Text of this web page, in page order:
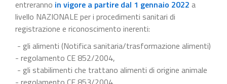
entreranno in vigore a partire dal 1 gennaio 2022 a
livello NAZIONALE per i procedimenti sanitari di
registrazione e riconoscimento inerenti:
- gli alimenti (Notifica sanitaria/trasformazione alimenti)
- regolamento CE 852/2004,
- gli stabilimenti che trattano alimenti di origine animale